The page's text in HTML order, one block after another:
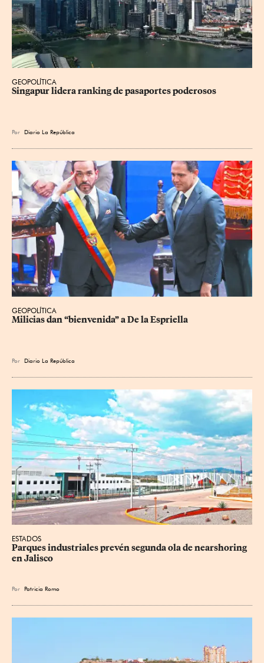
GEOPOLÍTICA
Singapur lidera ranking de pasaportes poderosos
Por Diario La República
GEOPOLÍTICA
Milicias dan “bienvenida” a De la Espriella
Por Diario La República
ESTADOS
Parques industriales prevén segunda ola de nearshoring
en Jalisco
Por Patricia Romo